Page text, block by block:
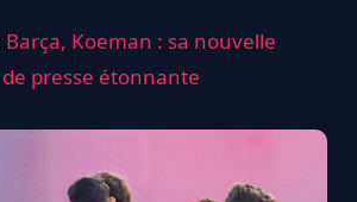
Barça, Koeman : sa nouvelle
presse étonnante